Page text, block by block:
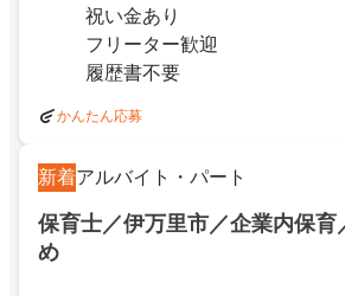
祝い金あり
フリーター歓迎
履歴書不要
かんたん応募
新着アルバイト・パート
保育士／伊万里市／企業内保
め